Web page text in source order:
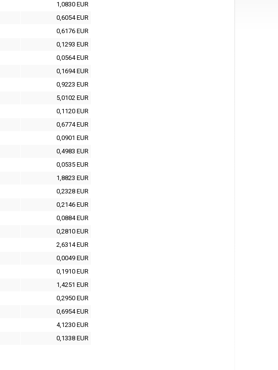
1,0830 EUR
0,6054 EUR
0,6176 EUR
0,1293 EUR
0,0564 EUR
0,1694 EUR
0,9223 EUR
5,0102 EUR
0,1120 EUR
0,6774 EUR
0,0901 EUR
0,4983 EUR
0,0535 EUR
1,8823 EUR
0,2328 EUR
0,2146 EUR
0,0884 EUR
0,2810 EUR
2,6314 EUR
0,0049 EUR
0,1910 EUR
1,4251 EUR
0,2950 EUR
0,6954 EUR
4,1230 EUR
0,1338 EUR